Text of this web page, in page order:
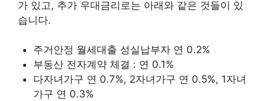
가 있고, 추가 우대금리로는 아래와 같은 것들이 있
습니다.
주거안정 월세대출 성실납부자 연 0.2%
부동산 전자계약 체결 : 연 0.1%
다자녀가구 연 0.7%, 2자녀가구 연 0.5%, 1자녀
가구 연 0.3%